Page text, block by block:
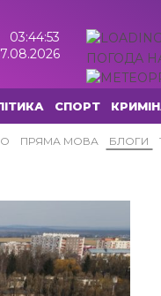
03:44:54
ПОГОДА
СПОРТ
ПРЯМА МОВА БЛОГИ